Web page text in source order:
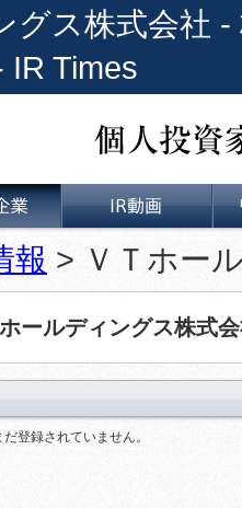
グス株式会社
IR Times
業 IR動画
報 > ＶＴホー
ールディングス株式
登録されていません。